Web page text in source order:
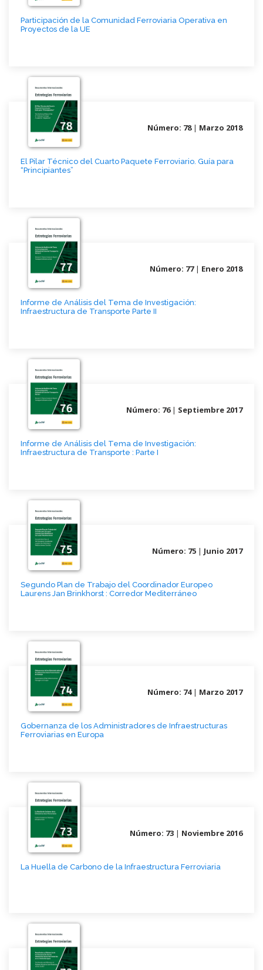
Participación de la Comunidad Ferroviaria Operativa en
Proyectos de la UE
Número: 78| Marzo 2018
El Pilar Técnico del Cuarto Paquete Ferroviario. Guía para
“Principiantes”
Número: 77| Enero 2018
Informe de Análisis del Tema de Investigación:
Infraestructura de Transporte Parte II
Número: 76| Septiembre 2017
Informe de Análisis del Tema de Investigación:
Infraestructura de Transporte : Parte I
Número: 75 | Junio 2017
Segundo Plan de Trabajo del Coordinador Europeo
Laurens Jan Brinkhorst : Corredor Mediterráneo
Número: 74| Marzo 2017
Gobernanza de los Administradores de Infraestructuras
Ferroviarias en Europa
Número: 73 | Noviembre 2016
La Huella de Carbono de la Infraestructura Ferroviaria